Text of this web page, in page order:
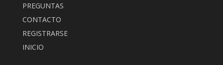
PREGUNTAS
CONTACTO
REGISTRARSE
INICIO